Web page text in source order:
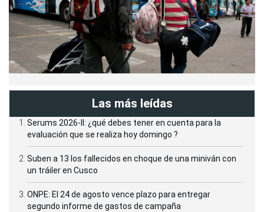
Las más leídas
Serums 2026-II: ¿qué debes tener en cuenta para la
evaluación que se realiza hoy domingo ?
Suben a 13 los fallecidos en choque de una miniván con
un tráiler en Cusco
ONPE: El 24 de agosto vence plazo para entregar
segundo informe de gastos de campaña